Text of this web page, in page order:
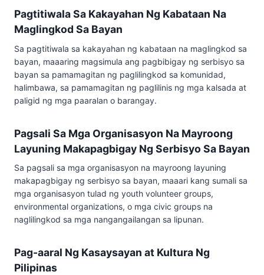
Pagtitiwala Sa Kakayahan Ng Kabataan Na
Maglingkod Sa Bayan
Sa pagtitiwala sa kakayahan ng kabataan na maglingkod sa
bayan, maaaring magsimula ang pagbibigay ng serbisyo sa
bayan sa pamamagitan ng paglilingkod sa komunidad,
halimbawa, sa pamamagitan ng paglilinis ng mga kalsada at
paligid ng mga paaralan o barangay.
Pagsali Sa Mga Organisasyon Na Mayroong
Layuning Makapagbigay Ng Serbisyo Sa Bayan
Sa pagsali sa mga organisasyon na mayroong layuning
makapagbigay ng serbisyo sa bayan, maaari kang sumali sa
mga organisasyon tulad ng youth volunteer groups,
environmental organizations, o mga civic groups na
naglilingkod sa mga nangangailangan sa lipunan.
Pag-aaral Ng Kasaysayan at Kultura Ng
Pilipinas